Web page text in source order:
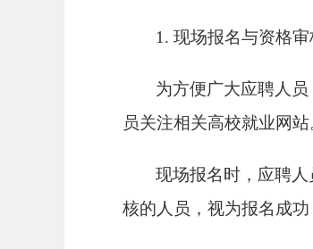
1. 现场报名与资格审
为方便广大应聘人
员关注相关高校就业网站
现场报名时，应聘
核的人员，视为报名成功